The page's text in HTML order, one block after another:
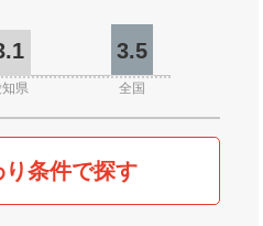
3.5
知県 全国
り条件で探す